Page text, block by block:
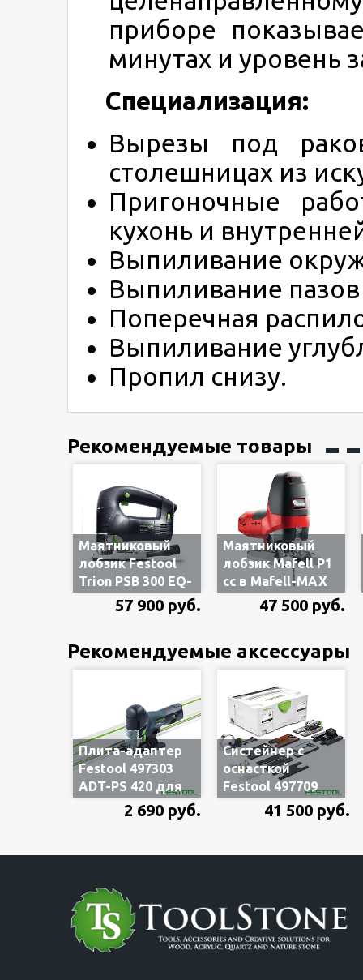
приборе
минутах и уровень
Специализация:
Вырезы под
столешницах из
Пригоночные
кухонь и
Выпиливание
Выпиливание
Поперечная
Выпиливание
Пропил снизу.
Рекомендуемые товары
Маятниковый
лобзик Festool
Trion PSB 300 EQ-
561453/576047, в
57 900 руб.
Маятниковый
лобзик Mafell P1
cc в Mafell-MAX
91712547 500 руб.
Рекомендуемые аксессуары
Плита-адаптер
Festool 497303
ADT-PS 420 для
установки
лобзика на шину-
и в систему CMS
2 690 руб.
Систейнер с
оснасткой
Festool 497709
ZH-SYS-PS 420
400 и 420
41 500 руб.